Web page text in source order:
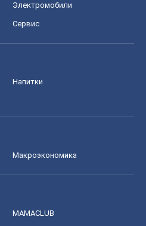
Электромобили
Сервис
Напитки
Mакроэкономика
MAMACLUB